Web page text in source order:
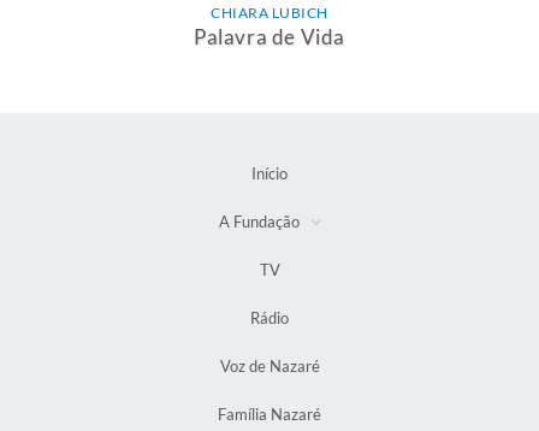
CHIARA LUBICH
Palavra de Vida
Início
A Fundação
TV
Rádio
Voz de Nazaré
Família Nazaré